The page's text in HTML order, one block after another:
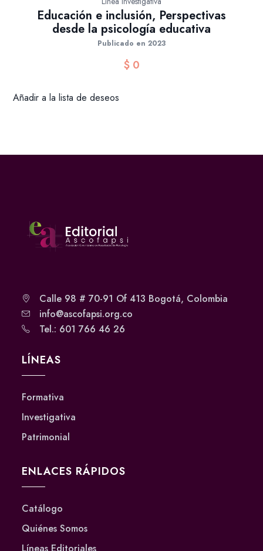
Educación e inclusión, Perspectivas
desde la psicología educativa
Publicado en 2023
$0
Añadir a la lista de deseos
Calle 98 # 70-91 Of 413 Bogotá, Colombia
info@ascofapsi.org.co
Tel.: 601 766 46 26
LÍNEAS
Formativa
Investigativa
Patrimonial
ENLACES RÁPIDOS
Catálogo
Quiénes Somos